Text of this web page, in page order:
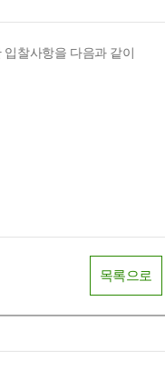
찰사항을 다음과 같이
목록으로